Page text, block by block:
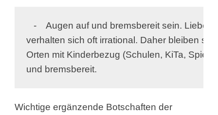
   -	Augen auf und bremsbereit sein. Liebe Autofahrer: Kinder
verhalten sich oft irrational. Daher bleiben
Orten mit Kinderbezug (Schulen, KiTa,
und bremsbereit.
Wichtige ergänzende Botschaften der